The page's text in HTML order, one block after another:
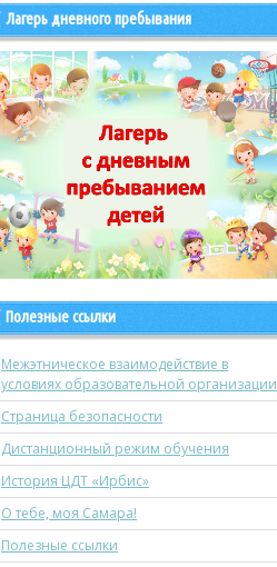
Лагерь дневного пребывания
Полезные ссылки
Межэтническое взаимодействие в
условиях образовательной организации
Страница безопасности
Дистанционный режим обучения
История ЦДТ «Ирбис»
О тебе, моя Самара!
Полезные ссылки